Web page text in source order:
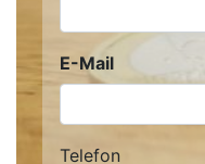
E-Mail
Telefon